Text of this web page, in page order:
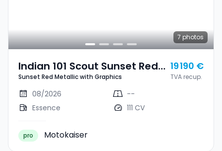
7 photos
Indian 101 Scout Sunset Red
Metallic With Graphics
Sunset Red Metallic with Graphics
19 190 €
TVA recup.
08/2026
--
Essence
111 CV
pro Motokaiser